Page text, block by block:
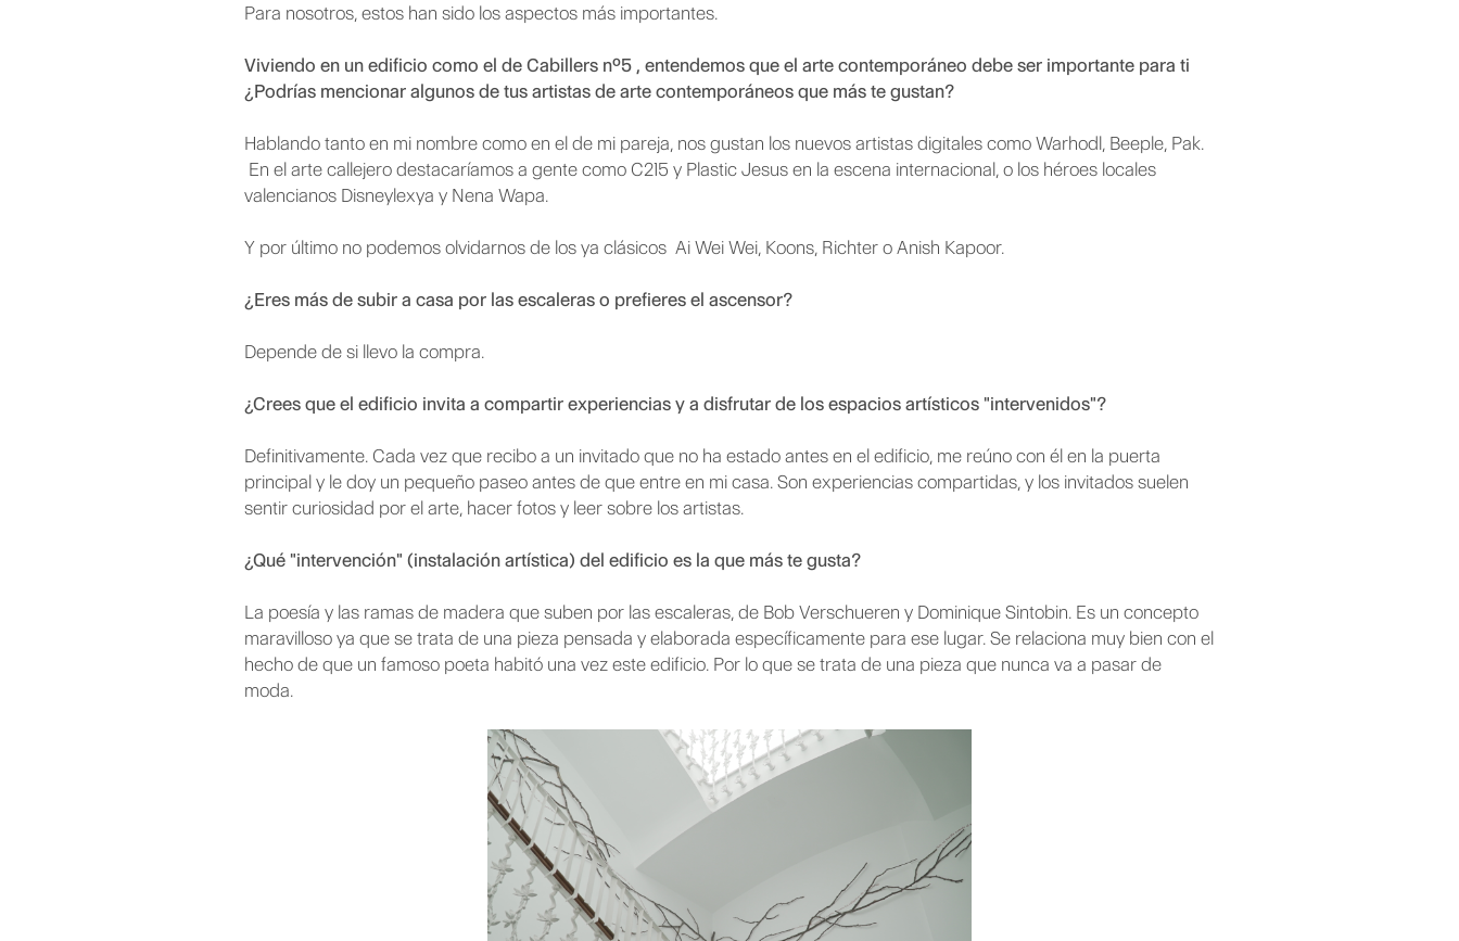
Para nosotros, estos han sido los aspectos más importantes.
Viviendo en un edificio como el de Cabillers nº5 , entendemos que el arte contemporáneo debe ser importante para ti
¿Podrías mencionar algunos de tus artistas de arte contemporáneos que más te gustan?
Hablando tanto en mi nombre como en el de mi pareja, nos gustan los nuevos artistas digitales como Warhodl, Beeple, Pak.
En el arte callejero destacaríamos a gente como C215 y Plastic Jesus en la escena internacional, o los héroes locales
valencianos Disneylexya y Nena Wapa.
Y por último no podemos olvidarnos de los ya clásicos Ai Wei Wei, Koons, Richter o Anish Kapoor.
¿Eres más de subir a casa por las escaleras o prefieres el ascensor?
Depende de si llevo la compra.
¿Crees que el edificio invita a compartir experiencias y a disfrutar de los espacios artísticos "intervenidos"?
Definitivamente. Cada vez que recibo a un invitado que no ha estado antes en el edificio, me reúno con él en la puerta
principal y le doy un pequeño paseo antes de que entre en mi casa. Son experiencias compartidas, y los invitados suelen
sentir curiosidad por el arte, hacer fotos y leer sobre los artistas.
¿Qué "intervención" (instalación artística) del edificio es la que más te gusta?
La poesía y las ramas de madera que suben por las escaleras, de Bob Verschueren y Dominique Sintobin. Es un concepto
maravilloso ya que se trata de una pieza pensada y elaborada específicamente para ese lugar. Se relaciona muy bien con el
hecho de que un famoso poeta habitó una vez este edificio. Por lo que se trata de una pieza que nunca va a pasar de
moda.